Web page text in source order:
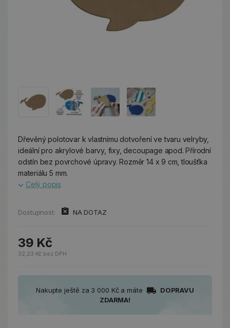
Dřevěný polotovar k vlastnímu dotvoření ve tvaru velryby,
ideální pro akrylové barvy, fixy, decoupage apod. Přírodní
odstín bez povrchové úpravy. Rozměr 14 x 9 cm, tloušťka
materiálu 5 mm.
Celý popis
Dostupnost: NA DOTAZ
39 Kč
32,23 Kč bez DPH
Nakupte ještě za 3 000 Kč a máte
DOPRAVU
ZDARMA!